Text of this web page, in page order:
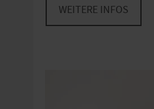
WEITERE INFOS